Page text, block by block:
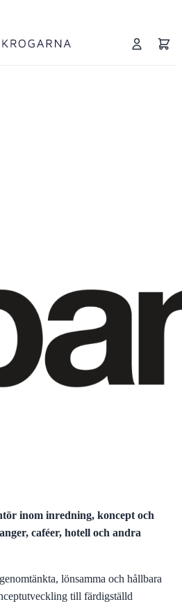
inom inredning, koncept och
caféer, hotell och andra
lönsamma och hållbara
till färdigställd